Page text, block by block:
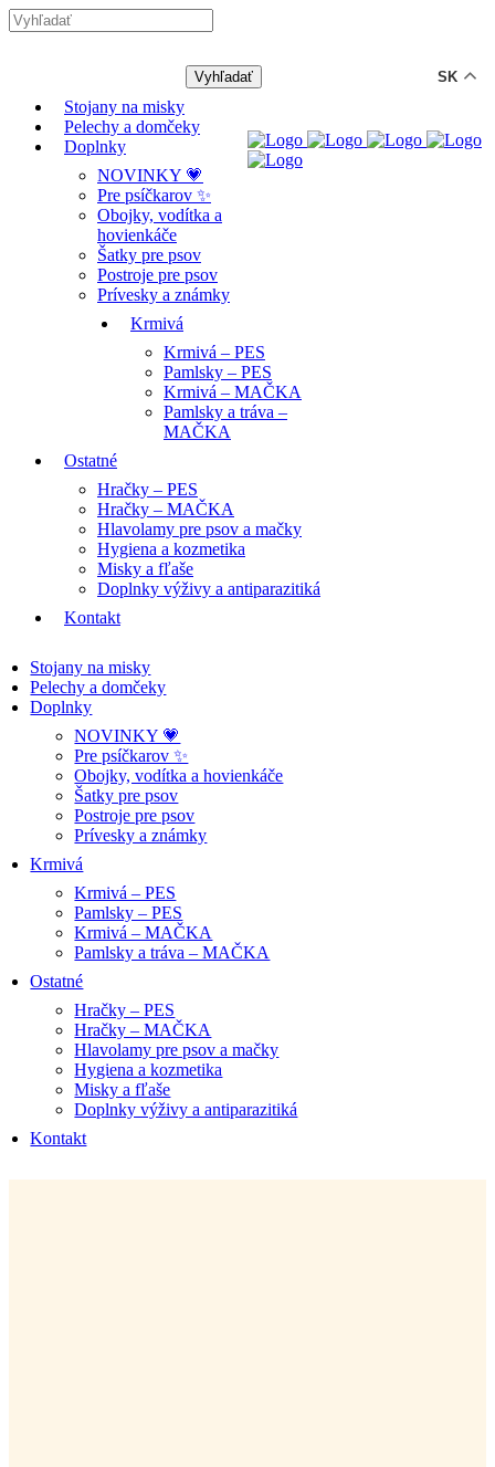
Stojany na misky
Pelechy a domčeky
Doplnky
NOVINKY 💗
Pre psíčkarov ✨
Obojky, vodítka a
hovienkáče
Šatky pre psov
Postroje pre psov
Prívesky a známky
Krmivá
Krmivá – PES
Pamlsky – PES
Krmivá – MAČKA
Pamlsky a tráva –
MAČKA
Ostatné
Hračky – PES
Hračky – MAČKA
Hlavolamy pre psov a mačky
Hygiena a kozmetika
Misky a fľaše
Doplnky výživy a antiparazitiká
Kontakt
Stojany na misky
Pelechy a domčeky
Doplnky
NOVINKY 💗
Pre psíčkarov ✨
Obojky, vodítka a hovienkáče
Šatky pre psov
Postroje pre psov
Prívesky a známky
Krmivá
Krmivá – PES
Pamlsky – PES
Krmivá – MAČKA
Pamlsky a tráva – MAČKA
Ostatné
Hračky – PES
Hračky – MAČKA
Hlavolamy pre psov a mačky
Hygiena a kozmetika
Misky a fľaše
Doplnky výživy a antiparazitiká
Kontakt
SK
-12% ZĽAVA s kódom "LETO12" ☀️